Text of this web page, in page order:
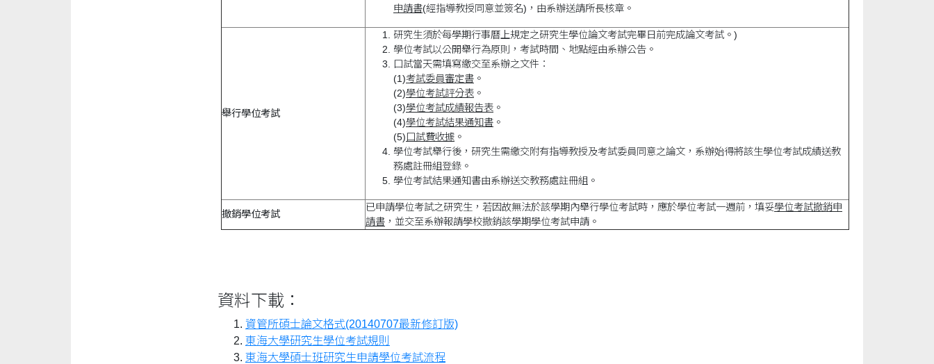
申請書(經指導教授同意並簽名)，由系辦送請所長核章。
舉行學位考試
研究生須於每學期行事曆上規定之研究生學位論文考試完畢日前完成論文考試。 )
學位考試以公開舉行為原則，考試時間、地點經由系辦公告。
口試當天需填寫繳交至系辦之文件：
(1)考試委員審定書 。
(2)學位考試評分表 。
(3)學位考試成績報告表 。
(4)學位考試結果通知書 。
(5) 口試費收據 。
學位考試舉行後，研究生需繳交附有指導教授及考試委員同意之論文，系辦始得將該生學位考試成績送教
務處註冊組登錄。
學位考試結果通知書由系辦送交教務處註冊組。
撤銷學位考試
已申請學位考試之研究生，若因故無法於該學期內舉行學位考試時，應於學位考試一週前，填妥學位考試撤銷申
請書 ，並交至系辦報請學校撤銷該學期學位考試申請。
資料下載：
資管所碩士論文格式(20140707最新修訂版)
東海大學研究生學位考試規則
東海大學碩士班研究生申請學位考試流程